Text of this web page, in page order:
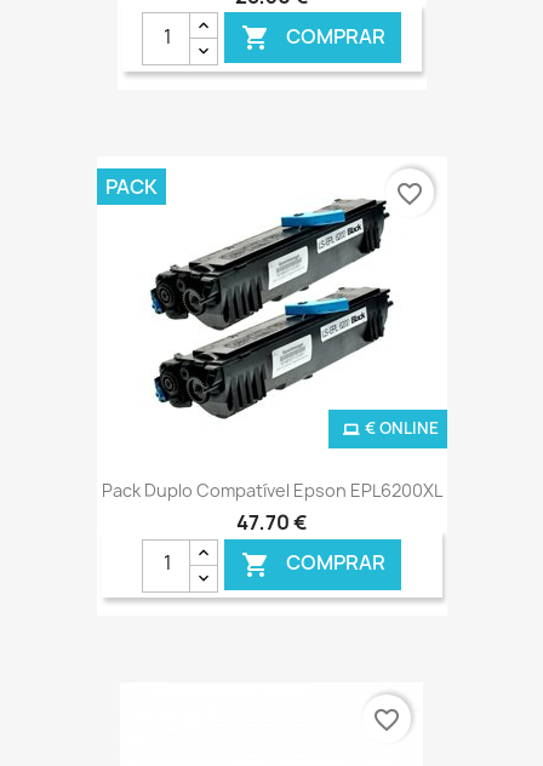
 COMPRAR
Pack Duplo Compatível Epson EPL6200XL
47,70 €
 COMPRAR
€ ONLINE
PACK favorite_border
favorite_border